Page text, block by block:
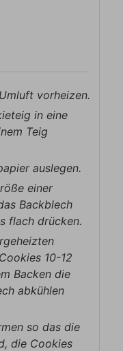
vorheizen.
in eine
Teig
auslegen.
einer
Backblech
flach drücken.
10-12
Backen die
abkühlen
so das die
die Cookies